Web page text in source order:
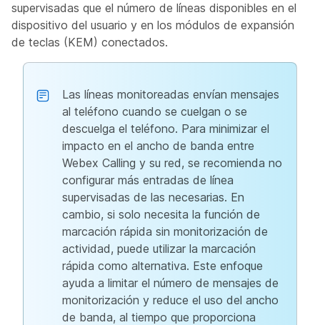
supervisadas que el número de líneas disponibles en el
dispositivo del usuario y en los módulos de expansión
de teclas (KEM) conectados.
Las líneas monitoreadas envían mensajes
al teléfono cuando se cuelgan o se
descuelga el teléfono. Para minimizar el
impacto en el ancho de banda entre
Webex Calling y su red, se recomienda no
configurar más entradas de línea
supervisadas de las necesarias. En
cambio, si solo necesita la función de
marcación rápida sin monitorización de
actividad, puede utilizar la marcación
rápida como alternativa. Este enfoque
ayuda a limitar el número de mensajes de
monitorización y reduce el uso del ancho
de banda, al tiempo que proporciona